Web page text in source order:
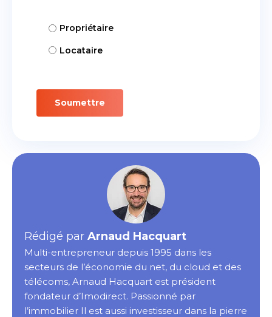
Propriétaire
Locataire
Rédigé par Arnaud Hacquart
Multi-entrepreneur depuis 1995 dans les
secteurs de l’économie du net, du cloud et des
télécoms, Arnaud Hacquart est président
fondateur d’Imodirect. Passionné par
l’immobilier Il est aussi investisseur dans la pierre